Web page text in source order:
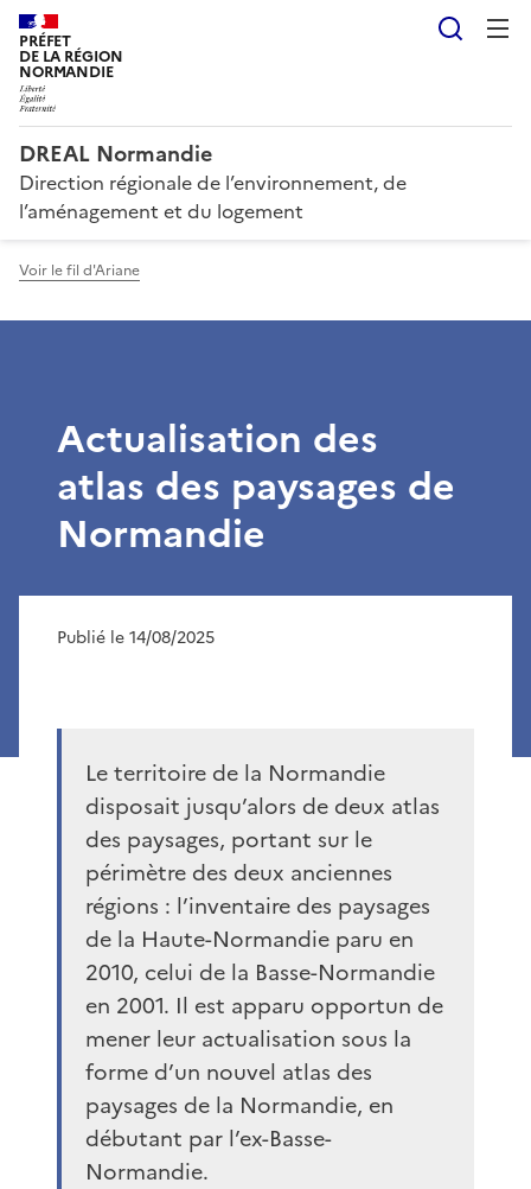
PRÉFET
DE LA RÉGION
NORMANDIE
DREAL Normandie
Direction régionale de l’environnement, de
l’aménagement et du logement
Voir le fil d'Ariane
Actualisation des
atlas des paysages de
Normandie
Publié le 14/08/2025
Le territoire de la Normandie
disposait jusqu’alors de deux atlas
des paysages, portant sur le
périmètre des deux anciennes
régions : l’inventaire des paysages
de la Haute-Normandie paru en
2010, celui de la Basse-Normandie
en 2001. Il est apparu opportun de
mener leur actualisation sous la
forme d’un nouvel atlas des
paysages de la Normandie, en
débutant par l’ex-Basse-
Normandie.